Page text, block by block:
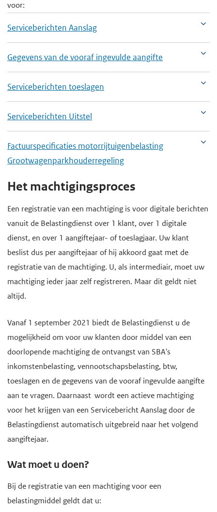
e
a
n
voor:
Serviceberichten Aanslag
Gegevens van de vooraf ingevulde aangifte
Serviceberichten toeslagen
Serviceberichten Uitstel
Factuurspecificaties motorrijtuigenbelasting
Grootwagenparkhouderregeling
Het machtigingsproces
Een registratie van een machtiging is voor digitale berichten
vanuit de Belastingdienst over 1 klant, over 1 digitale
dienst, en over 1 aangiftejaar- of toeslagjaar. Uw klant
beslist dus per aangiftejaar of hij akkoord gaat met de
registratie van de machtiging. U, als intermediair, moet uw
machtiging ieder jaar zelf registreren. Maar dit geldt niet
altijd.
Vanaf 1 september 2021 biedt de Belastingdienst u de
mogelijkheid om voor uw klanten door middel van een
doorlopende machtiging de ontvangst van SBA's
inkomstenbelasting, vennootschapsbelasting, btw,
toeslagen en de gegevens van de vooraf ingevulde aangifte
aan te vragen. Daarnaast wordt een actieve machtiging
voor het krijgen van een Servicebericht Aanslag door de
Belastingdienst automatisch uitgebreid naar het volgend
aangiftejaar.
Wat moet u doen?
Bij de registratie van een machtiging voor een
belastingmiddel geldt dat u: